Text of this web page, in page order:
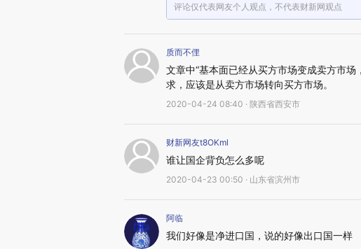
评论仅代表网友个人观点，不代表财新网观点
质而不俚
文章中“基本面已经从买方市场变成卖方市
求，应该是从卖方市场转向买方市场。
2020-04-24 08:40 · 陕西省西安市
财新网友t8OKml
谁让国企背负怎么多呢
2020-04-23 00:50 · 山东省滨州市
阿临
我们好像是净进口国，说的好像出口国一样